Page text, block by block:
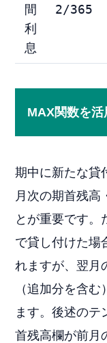
間
利
息
2/365
MAX関数を
期中に新たな貸
月次の期首残高
とが重要です。
で貸し付けた場
れますが、翌月
（追加分を含
ます。後述のテ
首残高欄が前月